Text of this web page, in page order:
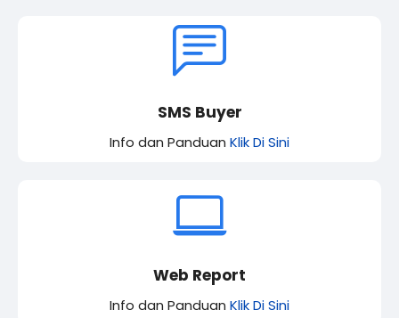
SMS Buyer
Info dan Panduan Klik Di Sini
Web Report
Info dan Panduan Klik Di Sini